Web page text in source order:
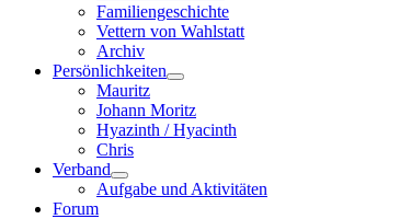
Familiengeschichte
Vettern von Wahlstatt
Archiv
Persönlichkeiten
Mauritz
Johann Moritz
Hyazinth / Hyacinth
Chris
Verband
Aufgabe und Aktivitäten
Forum